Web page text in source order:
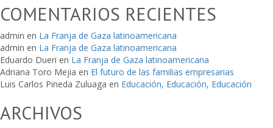
COMENTARIOS RECIENTES
admin en La Franja de Gaza latinoamericana
admin en La Franja de Gaza latinoamericana
Eduardo Dueri en La Franja de Gaza latinoamericana
Adriana Toro Mejia en El futuro de las familias empresarias
Luis Carlos Pineda Zuluaga en Educación, Educación, Educación
ARCHIVOS